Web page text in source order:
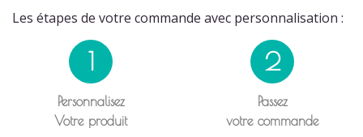
Les étapes de votre commande avec personnalisation :
1
Personnalisez
Votre produit
2
Passez
votre commande